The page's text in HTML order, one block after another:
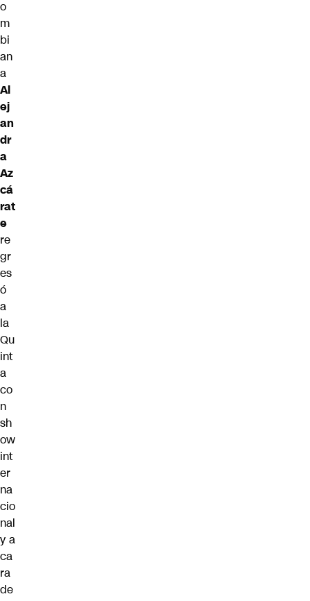
o
m
bi
an
a
Al
ej
an
dr
a
Az
cá
rat
e
re
gr
es
ó
a
la
Qu
int
a
co
n
sh
ow
int
er
na
cio
nal
y a
ca
ra
de